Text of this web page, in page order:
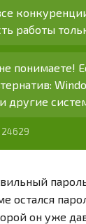
работы
понимаете!
другие
24629
остался
он уже